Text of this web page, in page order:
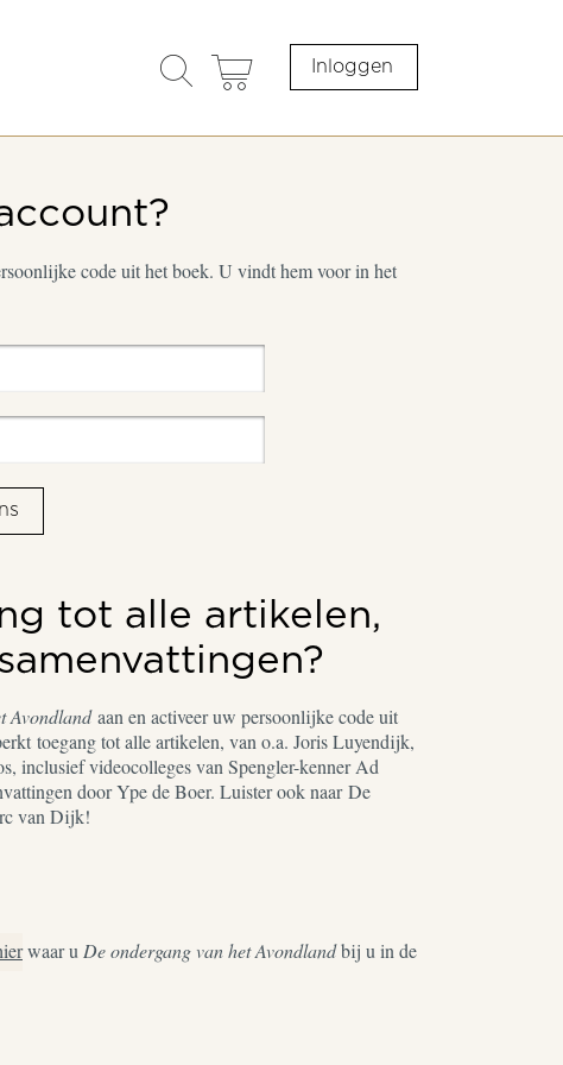
search
opener
cart Inloggen
code uit het boek. U vindt hem voor in het
tot alle artikelen,
Avondlandaan en activeer uw persoonlijke code uit
toegang tot alle artikelen, van o.a. Joris Luyendijk,
inclusief videocolleges van Spengler-kenner Ad
door Ype de Boer. Luister ook naar De
van Dijk!
waar u De ondergang van het Avondlandbij u in de